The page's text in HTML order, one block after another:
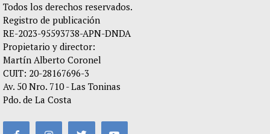
Todos los derechos reservados.
Registro de publicación
RE-2023-95593738-APN-DNDA
Propietario y director:
Martín Alberto Coronel
CUIT: 20-28167696-3
Av. 50 Nro. 710 - Las Toninas
Pdo. de La Costa